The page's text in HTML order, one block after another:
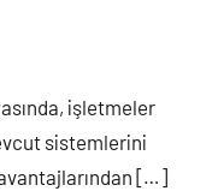
işletmeler
sistemlerini
[…]